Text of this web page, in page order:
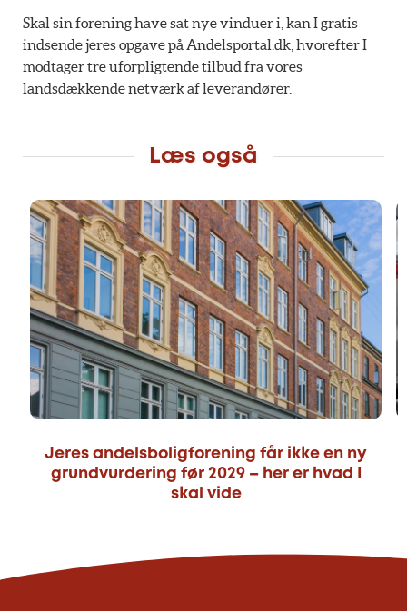
Skal sin forening have sat nye vinduer i, kan I gratis
indsende jeres opgave på Andelsportal.dk, hvorefter I
modtager tre uforpligtende tilbud fra vores
landsdækkende netværk af leverandører.
Læs også
Jeres andelsboligforening får ikke en ny
grundvurdering før 2029 – her er hvad I
skal vide